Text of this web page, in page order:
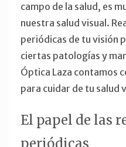
campo de la salud, es
nuestra salud visual.
periódicas de tu visión
ciertas patologías y
Óptica Laza contamos
para cuidar de tu salud
El papel de las
periódicas